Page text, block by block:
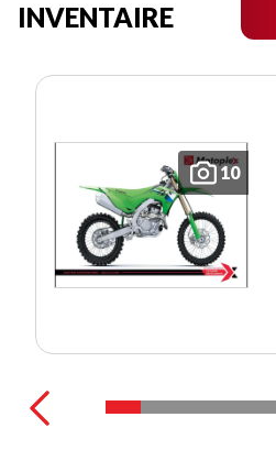
INVENTAIRE
10